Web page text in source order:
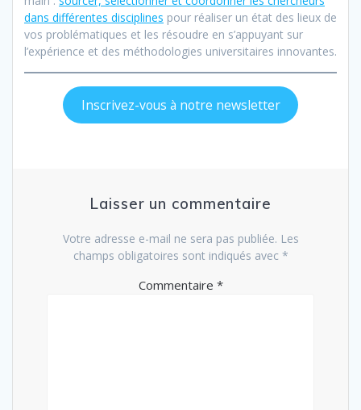
dans différentes disciplines pour réaliser un état des lieux de
vos problématiques et les résoudre en s’appuyant sur
l’expérience et des méthodologies universitaires innovantes.
Inscrivez-vous à notre newsletter
Laisser un commentaire
Votre adresse e-mail ne sera pas publiée. Les
champs obligatoires sont indiqués avec *
Commentaire *